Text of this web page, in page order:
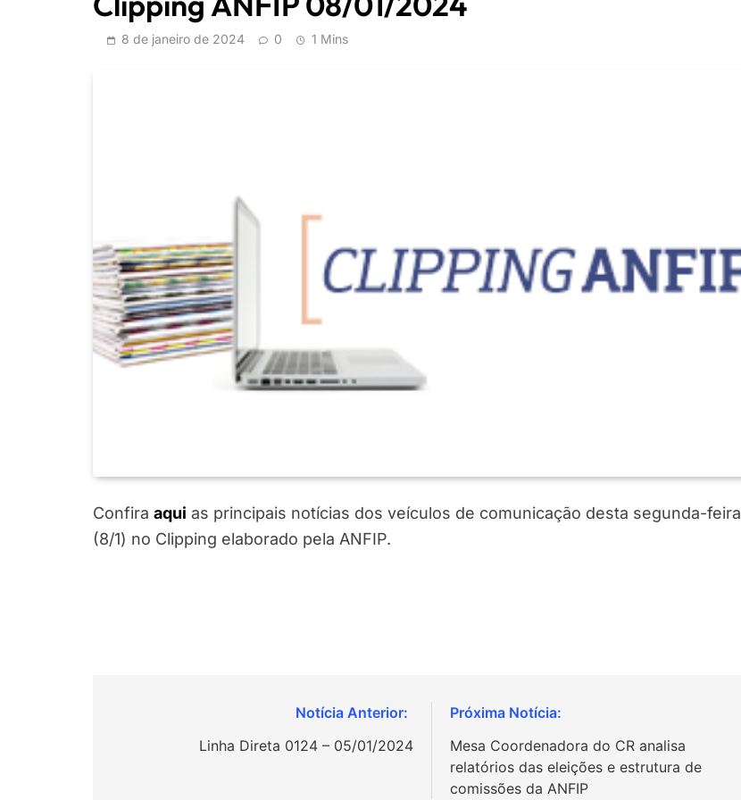
8 de janeiro de 2024 0 1 Mins
Confira aqui as principais notícias dos veículos de comunicação desta segunda-feira
(8/1) no Clipping elaborado pela ANFIP.
Linha Direta 0124 – 05/01/2024
Mesa Coordenadora do CR analisa
relatórios das eleições e estrutura de
comissões da ANFIP